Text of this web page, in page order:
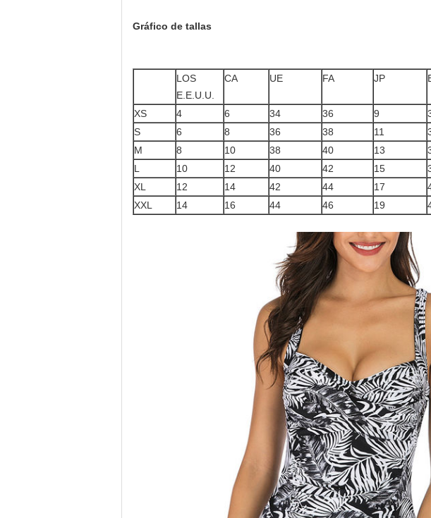
Gráfico de tallas
LOS
E.E.U.U.
CA UE FA JP
XS 4 6 34 36 9
S
6 8 36 38 11
M
8 10 38 40 13
L
10 12 40 42 15
XL
12 14 42 44 17
XXL
14 16 44 46 19